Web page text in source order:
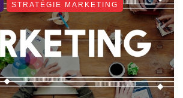
STRATÉGIE MARKETING